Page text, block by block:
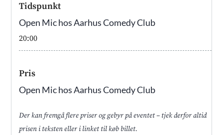
Tidspunkt
Open Mic hos Aarhus Comedy Club
20:00
Pris
Open Mic hos Aarhus Comedy Club
Der kan fremgå flere priser og gebyr på eventet – tjek derfor altid
prisen i teksten eller i linket til køb billet.